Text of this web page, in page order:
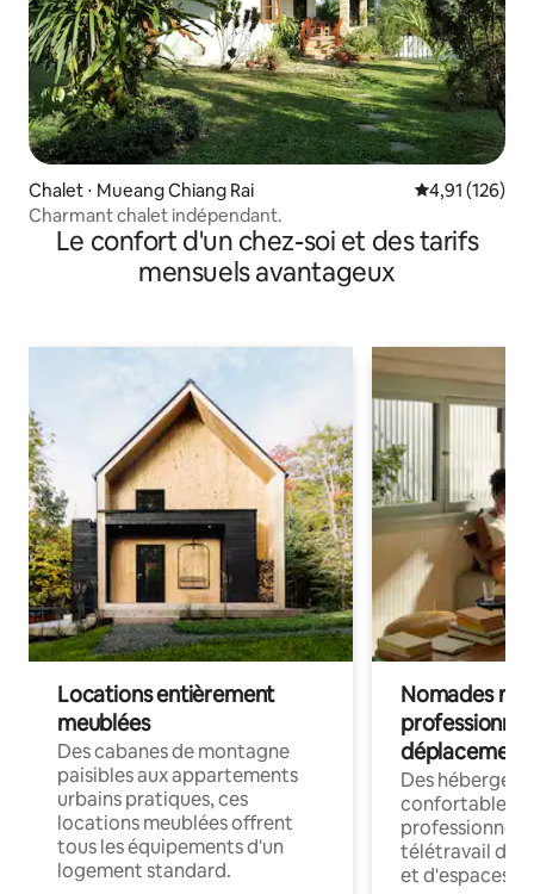
Chalet ⋅ Mueang Chiang Rai Évaluation
4,91 (126)
Charmant chalet indépendant.
Le confort d'un chez-soi et des tarifs
mensuels avantageux
Locations entièrement
meublées
Des cabanes de montagne
paisibles aux appartements
urbains pratiques, ces
locations meublées offrent
tous les équipements d'un
logement standard.
Nomades
déplacement
Des
confortables
professionnels
télétravail
et d'espaces